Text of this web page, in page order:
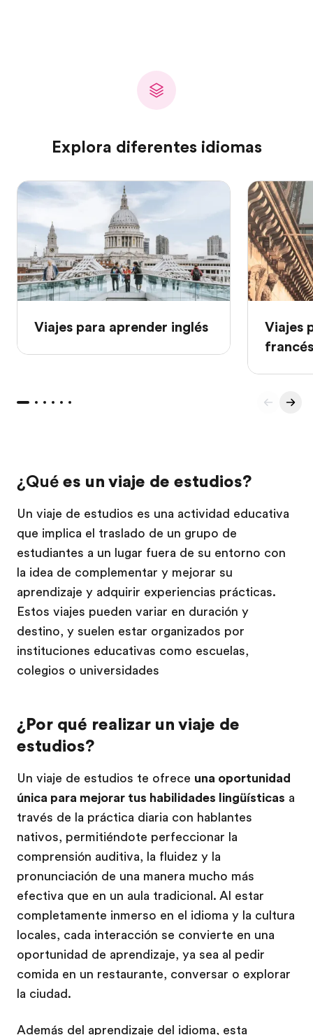
Explora diferentes idiomas
Viajes para aprender inglés
Viajes
francés
¿Qué es un viaje de estudios?
Un viaje de estudios es una actividad educativa
que implica el traslado de un grupo de
estudiantes a un lugar fuera de su entorno con
la idea de complementar y mejorar su
aprendizaje y adquirir experiencias prácticas.
Estos viajes pueden variar en duración y
destino, y suelen estar organizados por
instituciones educativas como escuelas,
colegios o universidades
¿Por qué realizar un viaje de
estudios?
Un viaje de estudios te ofrece una oportunidad
única para mejorar tus habilidades lingüísticas a
través de la práctica diaria con hablantes
nativos, permitiéndote perfeccionar la
comprensión auditiva, la fluidez y la
pronunciación de una manera mucho más
efectiva que en un aula tradicional. Al estar
completamente inmerso en el idioma y la cultura
locales, cada interacción se convierte en una
oportunidad de aprendizaje, ya sea al pedir
comida en un restaurante, conversar o explorar
la ciudad.
Además del aprendizaje del idioma, esta